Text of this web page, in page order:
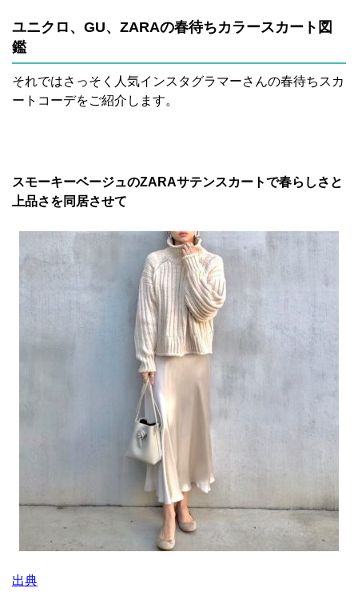
ユニクロ、GU、ZARAの春待ちカラースカート図
鑑
それではさっそく人気インスタグラマーさんの春待ちスカ
ートコーデをご紹介します。
スモーキーベージュのZARAサテンスカートで春らしさと
上品さを同居させて
出典